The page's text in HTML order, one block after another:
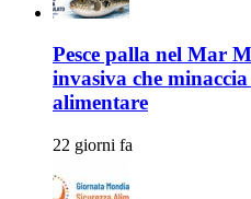
Pesce palla nel Mar
invasiva che minaccia
alimentare
22 giorni fa